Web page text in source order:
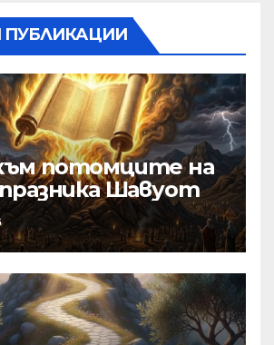
потомците на
празника Шавуот